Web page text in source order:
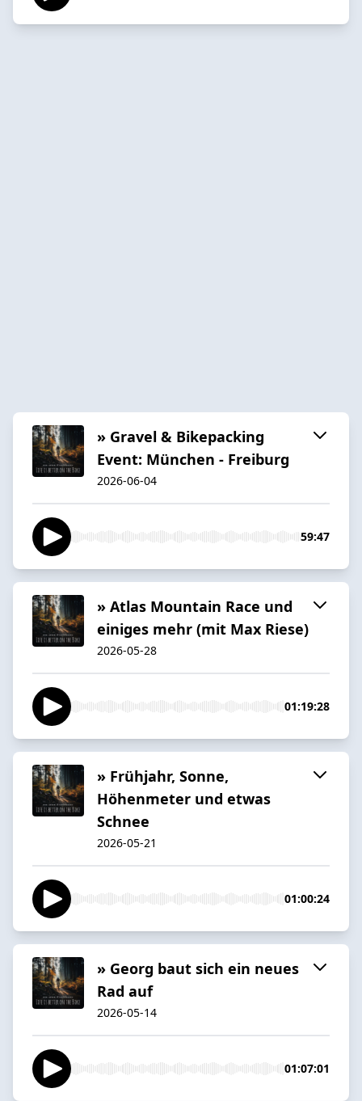
» Gravel & Bikepacking
Event: München - Freiburg
2026-06-04
59:47
» Atlas Mountain Race und
einiges mehr (mit Max Riese)
2026-05-28
01:19:28
» Frühjahr, Sonne,
Höhenmeter und etwas
Schnee
2026-05-21
01:00:24
» Georg baut sich ein neues
Rad auf
2026-05-14
01:07:01